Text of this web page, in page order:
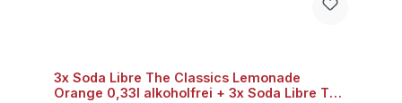
3x Soda Libre The Classics Lemonade
Orange 0,33l alkoholfrei + 3x Soda Libre The